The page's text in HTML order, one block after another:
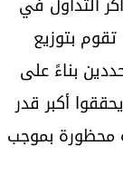
بتوزيع
بناءً على
أكبر قدر
محظورة بموجب